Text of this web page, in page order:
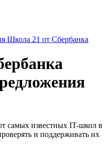
Школа 21 от Сбербанка
самых известных IT-школ в
и поддерживать их